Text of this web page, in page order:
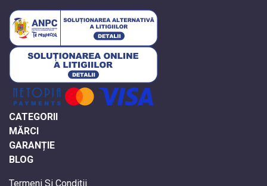
CATEGORII
MĂRCI
GARANȚIE
BLOG
Termeni Si Conditii